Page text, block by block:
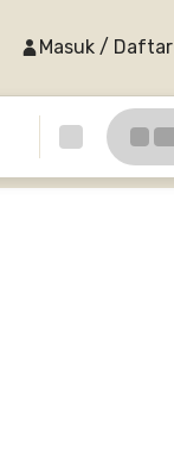
Masuk / Daftar